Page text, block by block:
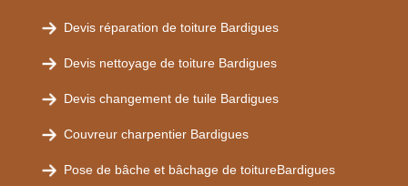
Devis réparation de toiture Bardigues
Devis nettoyage de toiture Bardigues
Devis changement de tuile Bardigues
Couvreur charpentier Bardigues
Pose de bâche et bâchage de toitureBardigues